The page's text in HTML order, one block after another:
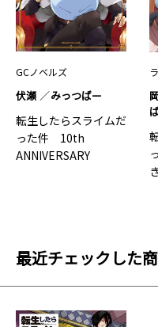
GCノベルズ
伏瀬 みっつばー
転生したらスライムだ
った件 10th
ANNIVERSARY
最近チェックした